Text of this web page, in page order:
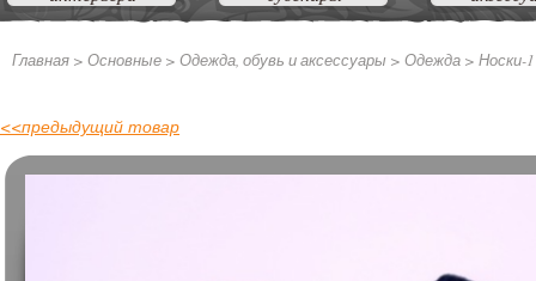
Главная > Основные > Одежда, обувь и аксессуары > Одежда > Носки-
<<предыдущий товар